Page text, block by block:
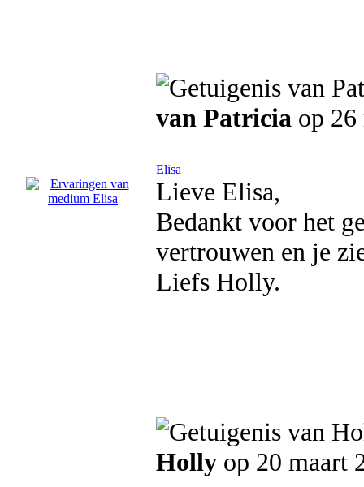
van Patricia op 26
Elisa
Lieve Elisa,
Bedankt voor het
vertrouwen en je
Liefs Holly.
Holly op 20 maart